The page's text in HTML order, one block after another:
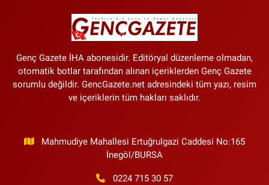
Genç Gazete İHA abonesidir. Editöryal düzenleme olmadan,
otomatik botlar tarafından alınan içeriklerden Genç Gazete
sorumlu değildir. GencGazete.net adresindeki tüm yazı, resim
ve içeriklerin tüm hakları saklıdır.
Mahmudiye Mahallesi Ertuğrulgazi Caddesi No:165
İnegöl/BURSA
0224 715 30 57